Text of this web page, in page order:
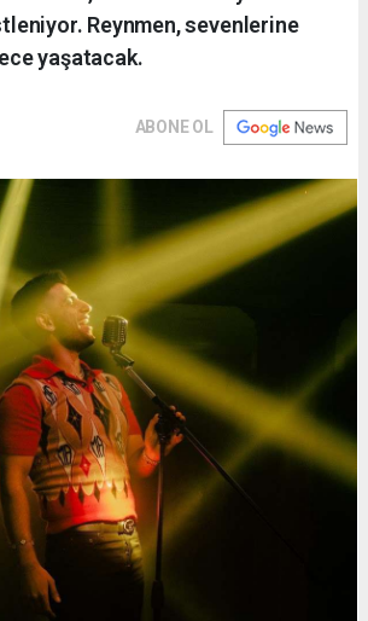
Reynmen, sevenlerine
yaşatacak.
ABONE OL